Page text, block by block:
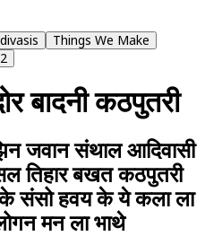
Things We Make
2
बादनी कठपुतरी
जवान संथाल आदिवासी
तिहार बखत कठपुतरी
के संसो हवय के ये कला ला
मन ला भाथे